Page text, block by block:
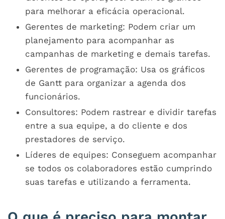
para melhorar a eficácia operacional.
Gerentes de marketing: Podem criar um
planejamento para acompanhar as
campanhas de marketing e demais tarefas.
Gerentes de programação: Usa os gráficos
de Gantt para organizar a agenda dos
funcionários.
Consultores: Podem rastrear e dividir tarefas
entre a sua equipe, a do cliente e dos
prestadores de serviço.
Líderes de equipes: Conseguem acompanhar
se todos os colaboradores estão cumprindo
suas tarefas e utilizando a ferramenta.